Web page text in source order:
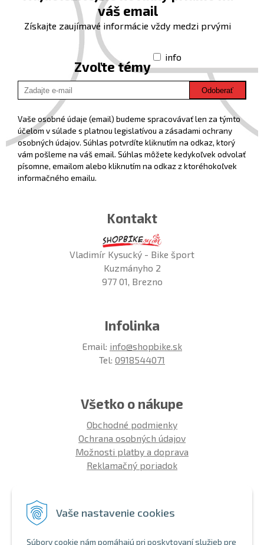
Vaše nastavenie cookies
Súbory cookie nám pomáhajú pri poskytovaní služieb pre
váš email
Získajte zaujímavé informácie vždy medzi prvými
Zvoľte témy
info
Odoberať
Vaše osobné údaje (email) budeme spracovávať len za týmto
účelom v súlade s platnou legislatívou a zásadami ochrany
osobných údajov. Súhlas potvrdíte kliknutím na odkaz, ktorý
vám pošleme na váš email. Súhlas môžete kedykoľvek odvolať
písomne, emailom alebo kliknutím na odkaz z ktoréhokoľvek
informačného emailu.
Kontakt
Vladimír Kysucký - Bike šport
Kuzmányho 2
977 01, Brezno
Infolinka
Email: info@shopbike.sk
Tel: 0918544071
Všetko o nákupe
Obchodné podmienky
Ochrana osobných údajov
Možnosti platby a doprava
Reklamačný poriadok